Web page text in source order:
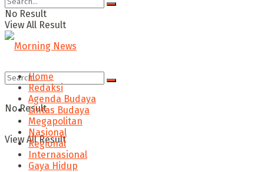
No Result
View All Result
No Result
View All Result
Home
Redaksi
Agenda Budaya
Lintas Budaya
Megapolitan
Nasional
Regional
Internasional
Gaya Hidup